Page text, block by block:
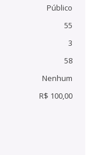
Público
55
3
58
Nenhum
R$ 100,00